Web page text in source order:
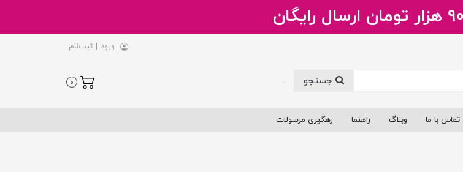
ورود | ثبت‌نام
.
0
تماس با ما وبلاگ راهنما رهگیری مرسولات